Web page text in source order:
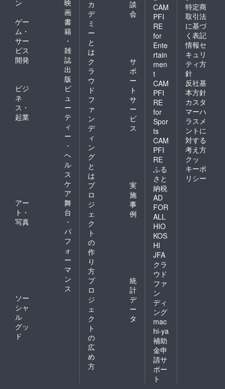
ン
映
画
ゲー
ム・
サー
ビス
開発
書
籍
・
雑
誌
出
版
ビジ
ネ
ス・
起業
ビ
ュ
ー
テ
ィ
ー
・
ヘ
ル
ス
ケ
ア
アー
ト・
写真
舞
台
・
パ
フ
ォ
ー
マ
ン
ス
ソー
シャ
ル
グッ
ド
カ
デ
ミ
ー
と
は
談
会
ク
ラ
ウ
ド
フ
ァ
ン
デ
ィ
ン
グ
と
は
サ
ポ
ー
ト
サ
ー
ビ
ス
プ
ロ
ジ
ェ
ク
ト
の
作
り
方
実
施
事
例
プ
ロ
ジ
ェ
ク
ト
の
広
め
方
統
計
デ
ー
タ
CAM
PFI
RE
for
Ente
rtain
men
t
CAM
PFI
RE
for
Spor
ts
CAM
PFI
RE
ふる
さと
納税
AD
FOR
ALL
HIO
KOS
HI
JFA
クラ
ウド
ファ
ン
ディ
ング
mac
hi-ya
補助
金申
請サ
ポー
ト
特定商
取引法
に基づ
く表記
情報セ
キュリ
ティ方
針
反社基
本方針
カスタ
マーハ
ラスメ
ントに
対する
考え方
クッ
キーポ
リシー